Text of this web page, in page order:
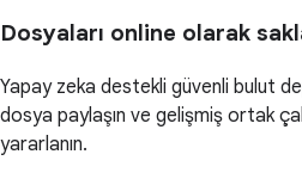
Dosyaları online olarak
Yapay zeka destekli güvenli bulut
dosya paylaşın ve gelişmiş ortak
yararlanın.